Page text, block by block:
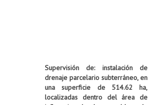
Supervisión de: instalación de
drenaje parcelario subterráneo, en
una superficie de 514.62 ha,
localizadas dentro del área de